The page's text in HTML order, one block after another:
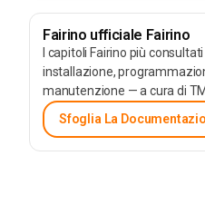
Fairino ufficiale Fairino
I capitoli Fairino più
installazione,
manutenzione — a cura di
Sfoglia La